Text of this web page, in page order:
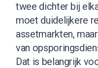
twee dichter bij
moet duidelijkere
assetmarkten,
van
Dat is belangrijk